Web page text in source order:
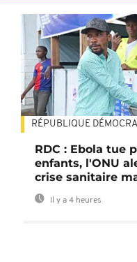
RÉPUBLIQUE
RDC : Ebola tue
enfants, l'ONU
crise sanitaire
Il y a 4 heures